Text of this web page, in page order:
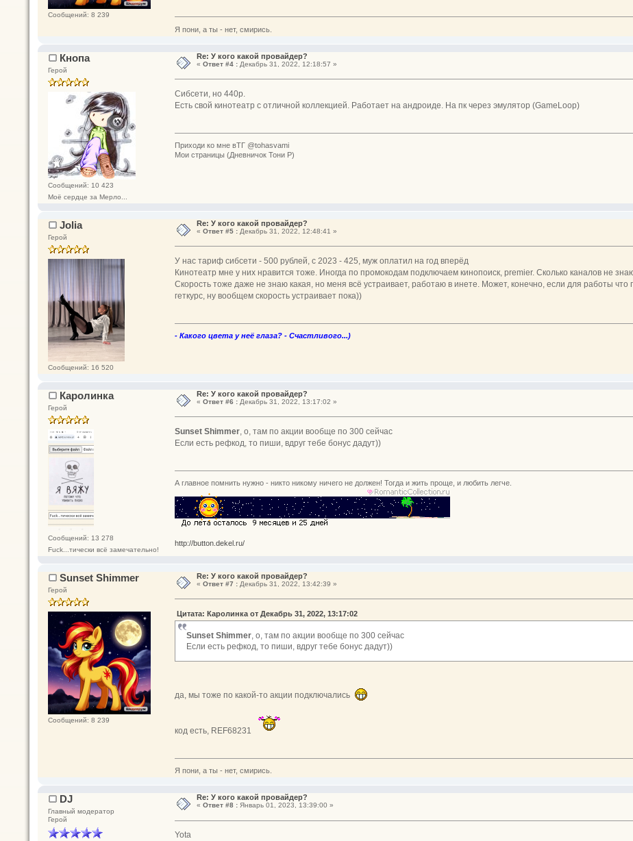
Сообщений: 8 239
Я пони, а ты - нет, смирись.
Кнопа
Герой
Сообщений: 10 423
Моё сердце за Мерло...
Re: У кого какой провайдер?
« Ответ #4 :Декабрь 31, 2022, 12:18:57 »
Сибсети, но 440р.
Есть свой кинотеатр с отличной коллекцией. Работает на андроиде. На пк через эмулятор (GameLoop)
Приходи ко мне вТГ @tohasvami
Мои страницы (Дневничок Тони Р)
Jolia
Герой
Сообщений: 16 520
Re: У кого какой провайдер?
« Ответ #5 :Декабрь 31, 2022, 12:48:41 »
У нас тариф сибсети - 500 рублей, с 2023 - 425, муж оплатил на год вперёд
Кинотеатр мне у них нравится тоже. Иногда по промокодам подключаем кинопоиск, premier. Сколько каналов не
Скорость тоже даже не знаю какая, но меня всё устраивает, работаю в инете. Может, конечно, если для работы что
геткурс, ну вообщем скорость устраивает пока))
- Какого цвета у неё глаза? - Счастливого...)
Каролинка
Герой
Сообщений: 13 278
Fuck...тически всё замечательно!
Re: У кого какой провайдер?
« Ответ #6 :Декабрь 31, 2022, 13:17:02 »
Sunset Shimmer, о, там по акции вообще по 300 сейчас
Если есть рефкод, то пиши, вдруг тебе бонус дадут))
А главное помнить нужно - никто никому ничего не должен! Тогда и жить проще, и любить легче.
http://button.dekel.ru/
Sunset Shimmer
Герой
Сообщений: 8 239
Re: У кого какой провайдер?
« Ответ #7 :Декабрь 31, 2022, 13:42:39 »
Цитата: Каролинка от Декабрь 31, 2022, 13:17:02
Sunset Shimmer, о, там по акции вообще по 300 сейчас
Если есть рефкод, то пиши, вдруг тебе бонус дадут))
да, мы тоже по какой-то акции подключались
код есть, REF68231
Я пони, а ты - нет, смирись.
DJ
Главный модератор
Герой
Re: У кого какой провайдер?
« Ответ #8 :Январь 01, 2023, 13:39:00 »
Yota